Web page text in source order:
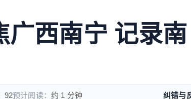
广西南宁 记录南
92预计阅读：约 1 分钟 纠错与